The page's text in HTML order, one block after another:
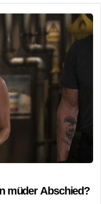
müder Abschied?